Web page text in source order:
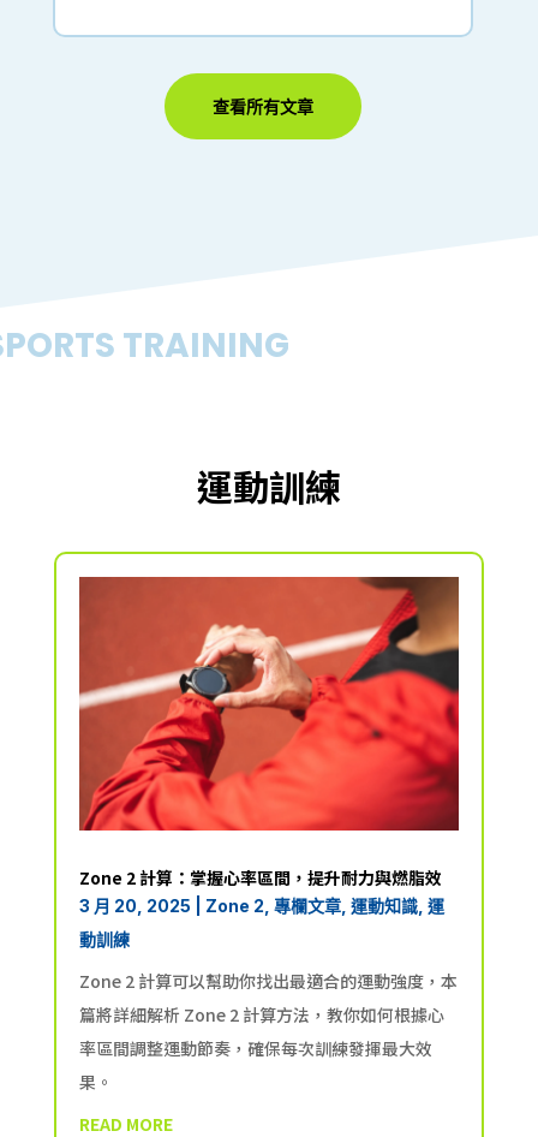
查看所有文章
TRAINING
運動訓練
Zone 2 計算：掌握心率區間，提升耐力與燃脂效
3 月 20, 2025 Zone 2 專欄文章, 運動知識, 運
動訓練
Zone 2 計算可以幫助你找出最適合的運動強度，本
篇將詳細解析 Zone 2 計算方法，教你如何根據心
率區間調整運動節奏，確保每次訓練發揮最大效
果。
READ MORE